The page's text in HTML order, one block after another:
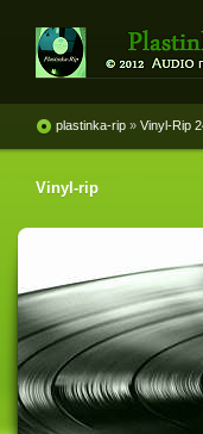
винила и
plastinka-rip » Vinyl-Rip
Vinyl-rip